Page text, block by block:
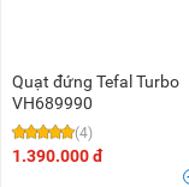
Quạt đứng Tefal Turbo
VH689990
(4)
1.390.000 đ